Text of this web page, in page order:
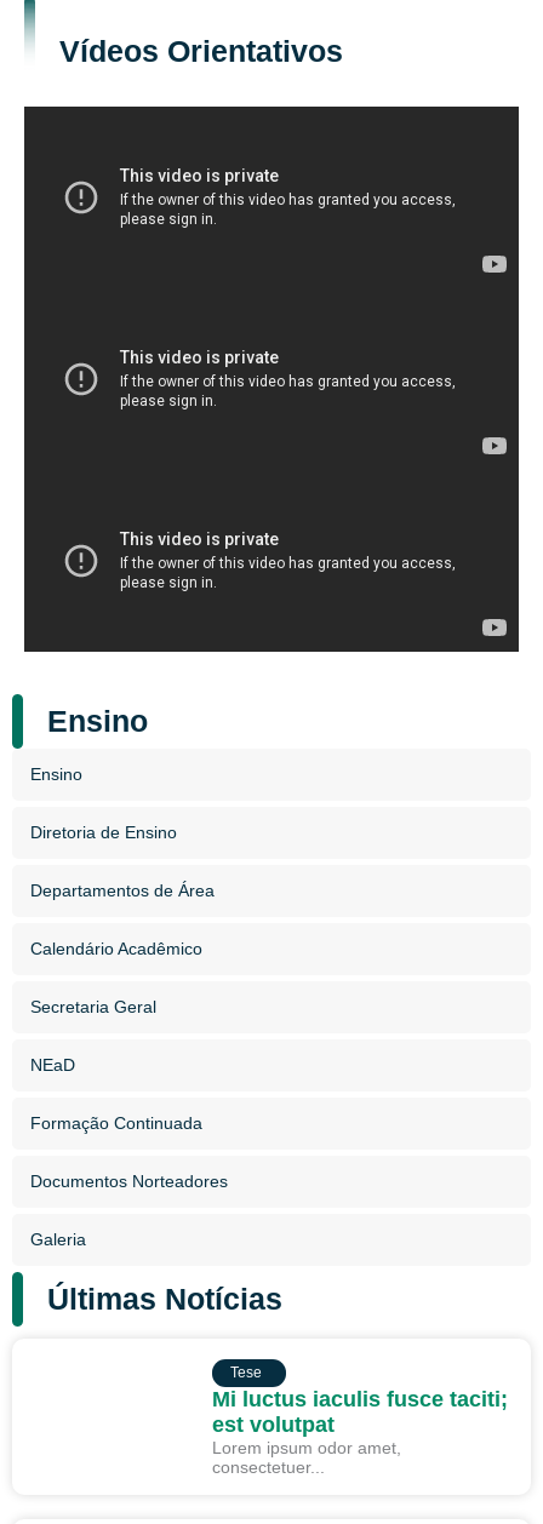
Vídeos Orientativos
Ensino
Ensino
Diretoria de Ensino
Departamentos de Área
Calendário Acadêmico
Secretaria Geral
NEaD
Formação Continuada
Documentos Norteadores
Galeria
Últimas Notícias
Tese
Mi luctus iaculis fusce taciti;
est volutpat
Lorem ipsum odor amet,
consectetuer...